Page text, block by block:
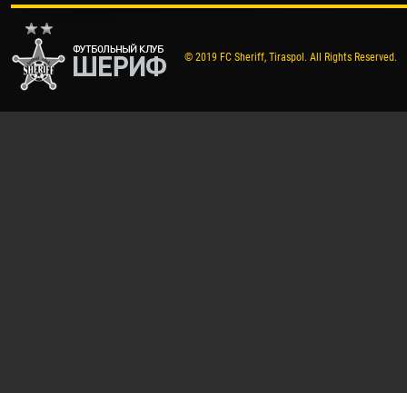
© 2019 FC Sheriff, Tiraspol. All Rights Reserved.